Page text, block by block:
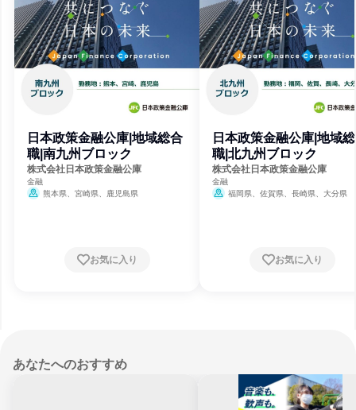
日本政策金融公庫|地域総合
職|南九州ブロック
株式会社日本政策金融公庫
金融
熊本県、宮崎県、鹿児島県
お気に入り
日本政策金融公庫|地域
職|北九州ブロック
株式会社日本政策金融公庫
金融
福岡県、佐賀県、長崎県、大分県
お気に入り
あなたへのおすすめ